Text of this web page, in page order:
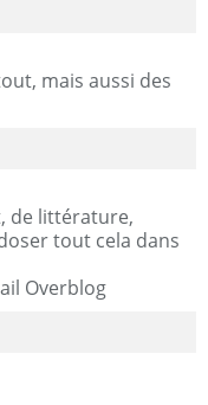
mais aussi des
de littérature,
tout cela dans
Overblog